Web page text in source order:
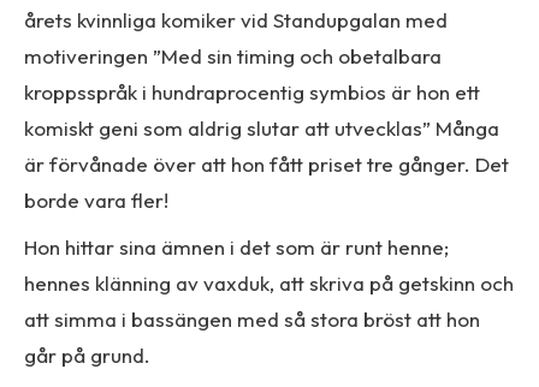
årets kvinnliga komiker vid Standupgalan med
motiveringen ”Med sin timing och obetalbara
kroppsspråk i hundraprocentig symbios är hon ett
komiskt geni som aldrig slutar att utvecklas” Många
är förvånade över att hon fått priset tre gånger. Det
borde vara fler!
Hon hittar sina ämnen i det som är runt henne;
hennes klänning av vaxduk, att skriva på getskinn och
att simma i bassängen med så stora bröst att hon
går på grund.